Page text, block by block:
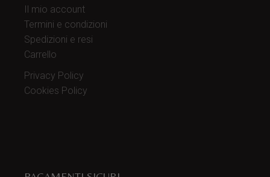
Il mio account
Termini e condizioni
Spedizioni e resi
Carrello
Privacy Policy
Cookies Policy